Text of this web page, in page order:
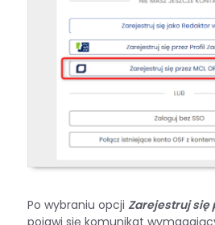
Po wybraniu opcji Zarejestruj się
pojawi się komunikat